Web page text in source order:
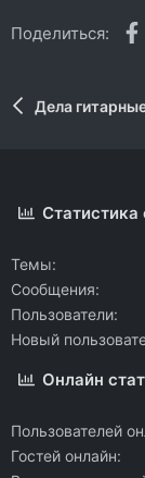
Поделиться:
Дела
Темы
Сообщения
Пользователи
Новый
Онлайн
Пользователей
Гостей онлайн